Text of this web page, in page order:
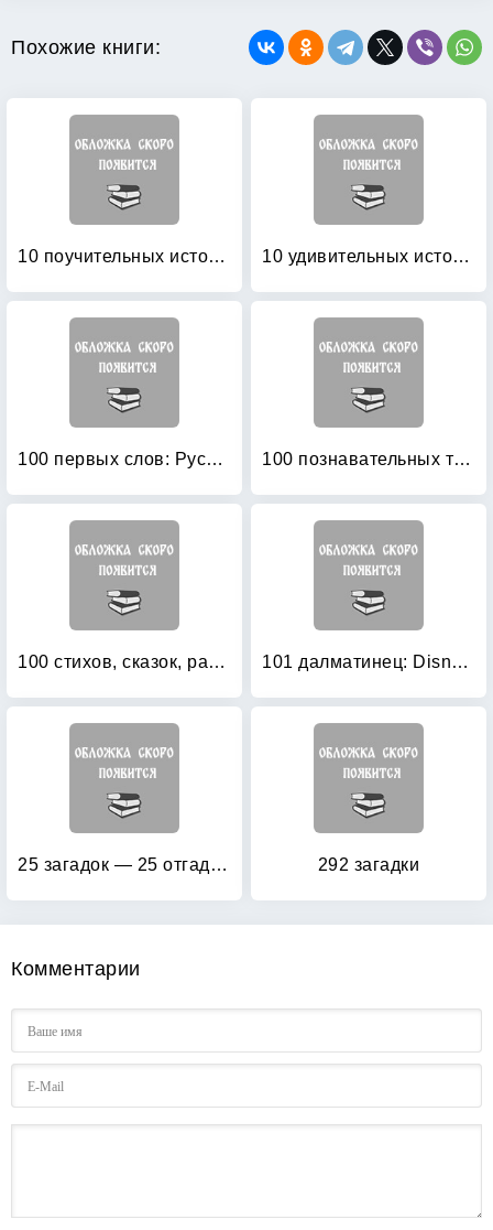
Похожие книги:
10 поучительных историй Энид Блайтон: Пособие по аналитическому чтению и аудированию 10 удивительных историй: Что такое хорошо и что такое плохо
100 первых слов: Русский и английский с пеленок 100 познавательных текстов для обучения детей чтению
100 стихов, сказок, рассказов для чтения в детском саду и дома 101 далматинец: Disney English (+ CD-ROM)
25 загадок — 25 отгадок: Для самых маленьких 292 загадки
Комментарии